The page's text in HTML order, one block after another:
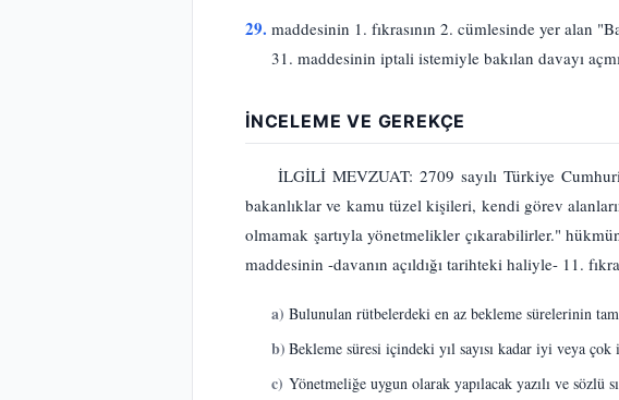
29. maddesinin 1. fıkrasının 2. cümlesinde yer alan
31. maddesinin iptali istemiyle bakılan davayı
İNCELEME VE GEREKÇE
İLGİLİ MEVZUAT: 2709 sayılı Türkiye
bakanlıklar ve kamu tüzel kişileri, kendi görev
olmamak şartıyla yönetmelikler çıkarabilirler."
maddesinin -davanın açıldığı tarihteki haliyle- 11.
a) Bulunulan rütbelerdeki en az bekleme sürelerinin
b) Bekleme süresi içindeki yıl sayısı kadar iyi veya çok
c) Yönetmeliğe uygun olarak yapılacak yazılı ve sözlü